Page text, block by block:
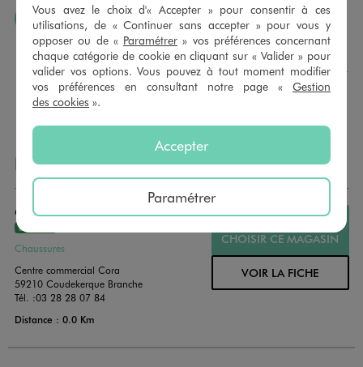
J’AIME FAIRE PLAISIR
Nous vous proposons des cartes cadeaux GÉMO d’un
montant au choix entre 10€ et 150€. Les cartes cadeau
GÉMO sont valables 1 an, utilisables en plusieurs fois, pour
payer vos achats en magasin. Offrez vos cartes cadeau
dans de jolies enveloppes pour toutes les occasions.
NOS AUTRES MAGASINS
GEMO DUNKERQUE CHAUSSURES
OUVERT
Chaussures
Centre commercial Cora
59210 Coudekerque Branche
Tél. :03 28 28 07 84
Distance : 0.0 Km
CHOISIR CE MAGASIN
VOIR LA FICHE
Vous avez le choix d'« Accepter » pour consentir à ces
utilisations, de « Continuer sans accepter » pour vous y
opposer ou de « Paramétrer » vos préférences concernant
chaque catégorie de cookie en cliquant sur « Valider » pour
valider vos options. Vous pouvez à tout moment modifier
vos préférences en consultant notre page « Gestion
des cookies ».
Accepter
Paramétrer